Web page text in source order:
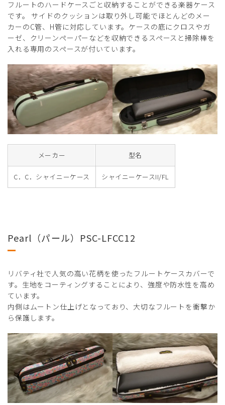
フルートのハードケースごと収納することができる楽器ケース
です。 サイドのクッションは取り外し可能でほとんどのメー
カーのC管、H管に対応しています。ケースの底にクロスやガ
ーゼ、クリーンペーパーなどを収納できるスペースと掃除棒を
入れる専用のスペースが付いています。
メーカー 型名
C．C．シャイニーケース シャイニーケースII/FL
Pearl（パール）PSC-LFCC12
リバティ社で人気の高い花柄を使ったフルートケースカバーで
す。生地をコーティングすることにより、強度や防水性を高め
ています。
内側はムートン仕上げとなっており、大切なフルートを衝撃か
ら保護します。